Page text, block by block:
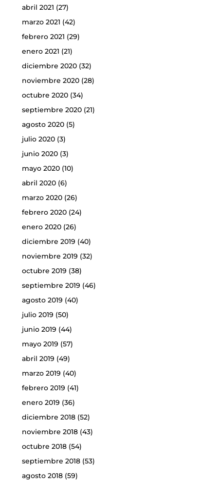
abril 2021 (27)
marzo 2021 (42)
febrero 2021 (29)
enero 2021 (21)
diciembre 2020(32)
noviembre 2020(28)
octubre 2020(34)
septiembre 2020(21)
agosto 2020(5)
julio 2020(3)
junio 2020(3)
mayo 2020(10)
abril 2020(6)
marzo 2020(26)
febrero 2020(24)
enero 2020(26)
diciembre 2019 (40)
noviembre 2019 (32)
octubre 2019 (38)
septiembre 2019 (46)
agosto 2019 (40)
julio 2019 (50)
junio 2019 (44)
mayo 2019 (57)
abril 2019 (49)
marzo 2019 (40)
febrero 2019 (41)
enero 2019 (36)
diciembre 2018(52)
noviembre 2018(43)
octubre 2018(54)
septiembre 2018(53)
agosto 2018(59)